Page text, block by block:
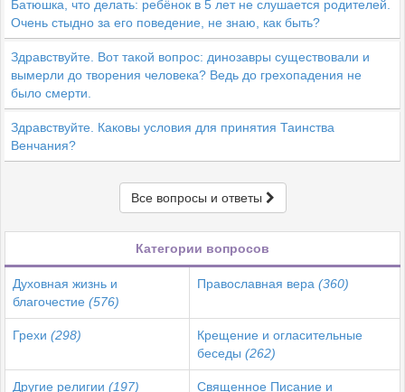
Батюшка, что делать: ребёнок в 5 лет не слушается родителей.
Очень стыдно за его поведение, не знаю, как быть?
Здравствуйте. Вот такой вопрос: динозавры существовали и
вымерли до творения человека? Ведь до грехопадения не
было смерти.
Здравствуйте. Каковы условия для принятия Таинства
Венчания?
Все вопросы и ответы
Категории вопросов
Духовная жизнь и
благочестие (576)
Православная вера (360)
Грехи (298)
Крещение и огласительные
беседы (262)
Другие религии (197) Священное Писание и